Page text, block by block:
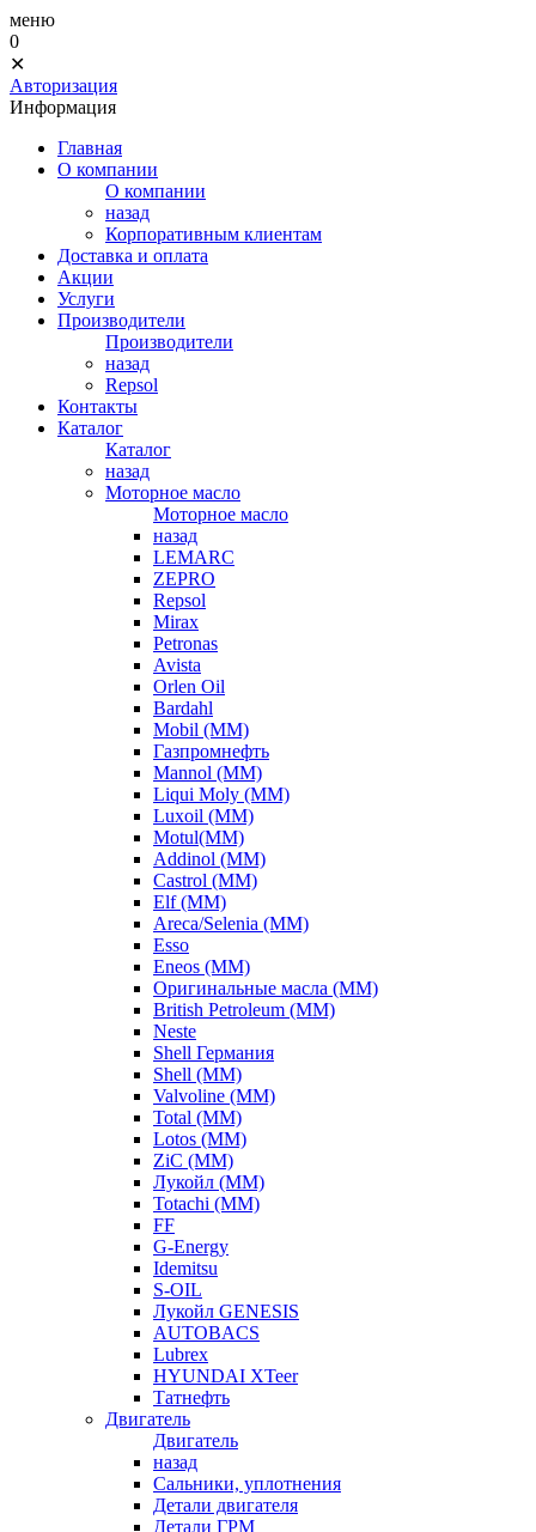
меню
0
✕
Авторизация
Информация
Главная
О компании
О компании
назад
Корпоративным клиентам
Доставка и оплата
Акции
Услуги
Производители
Производители
назад
Repsol
Контакты
Каталог
Каталог
назад
Моторное масло
Моторное масло
назад
LEMARC
ZEPRO
Repsol
Mirax
Petronas
Avista
Orlen Oil
Bardahl
Mobil (ММ)
Газпромнефть
Mannol (ММ)
Liqui Moly (ММ)
Luxoil (ММ)
Motul(ММ)
Addinol (ММ)
Castrol (ММ)
Elf (ММ)
Areca/Selenia (ММ)
Esso
Eneos (ММ)
Оригинальные масла (ММ)
British Petroleum (ММ)
Neste
Shell Германия
Shell (ММ)
Valvoline (ММ)
Total (ММ)
Lotos (ММ)
ZiC (ММ)
Лукойл (ММ)
Totachi (MM)
FF
G-Energy
Idemitsu
S-OIL
Лукойл GENESIS
AUTOBACS
Lubrex
HYUNDAI XTeer
Татнефть
Двигатель
Двигатель
назад
Сальники, уплотнения
Детали двигателя
Детали ГРМ